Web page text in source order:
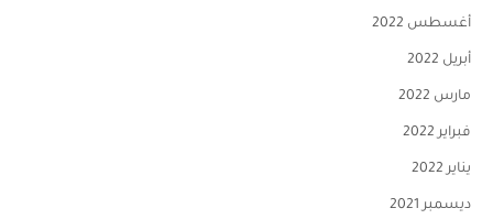
أغسطس 2022
أبريل 2022
مارس 2022
فبراير 2022
يناير 2022
ديسمبر 2021